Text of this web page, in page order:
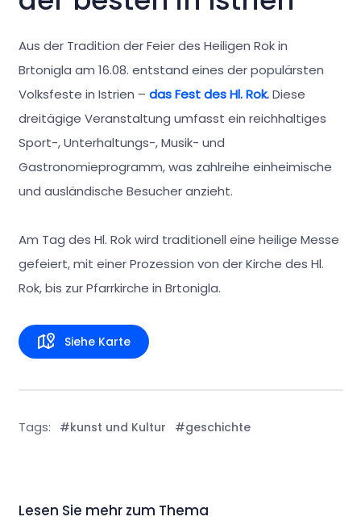
Aus der Tradition der Feier des Heiligen Rok in
Brtonigla am 16.08. entstand eines der populärsten
Volksfeste in Istrien – das Fest des Hl. Rok.Diese
dreitägige Veranstaltung umfasst ein reichhaltiges
Sport-, Unterhaltungs-, Musik- und
Gastronomieprogramm, was zahlreihe einheimische
und ausländische Besucher anzieht.
Am Tag des Hl. Rok wird traditionell eine heilige Messe
gefeiert, mit einer Prozession von der Kirche des Hl.
Rok, bis zur Pfarrkirche in Brtonigla.
Siehe Karte
Tags: #kunst und Kultur #geschichte
Lesen Sie mehr zum Thema